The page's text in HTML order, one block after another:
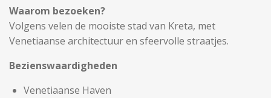
Waarom bezoeken?
Volgens velen de mooiste stad van Kreta, met
Venetiaanse architectuur en sfeervolle straatjes.
Bezienswaardigheden
Venetiaanse Haven